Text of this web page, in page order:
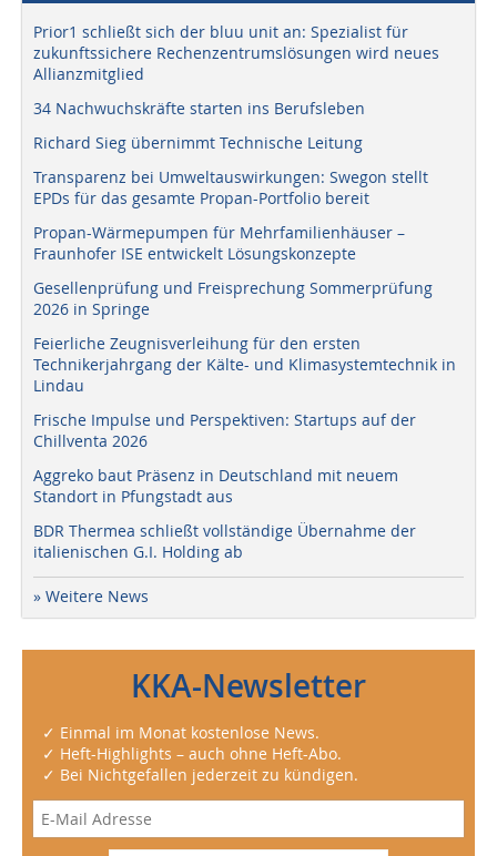
Prior1 schließt sich der bluu unit an: Spezialist für
zukunftssichere Rechenzentrumslösungen wird neues
Allianzmitglied
34 Nachwuchskräfte starten ins Berufsleben
Richard Sieg übernimmt Technische Leitung
Transparenz bei Umweltauswirkungen: Swegon stellt
EPDs für das gesamte Propan-Portfolio bereit
Propan-Wärmepumpen für Mehrfamilienhäuser –
Fraunhofer ISE entwickelt Lösungskonzepte
Gesellenprüfung und Freisprechung Sommerprüfung
2026 in Springe
Feierliche Zeugnisverleihung für den ersten
Technikerjahrgang der Kälte- und Klimasystemtechnik in
Lindau
Frische Impulse und Perspektiven: Startups auf der
Chillventa 2026
Aggreko baut Präsenz in Deutschland mit neuem
Standort in Pfungstadt aus
BDR Thermea schließt vollständige Übernahme der
italienischen G.I. Holding ab
» Weitere News
KKA-Newsletter
✓ Einmal im Monat kostenlose News.
✓ Heft-Highlights – auch ohne Heft-Abo.
✓ Bei Nichtgefallen jederzeit zu kündigen.